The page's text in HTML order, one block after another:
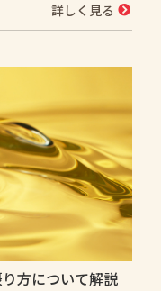
詳しく見る
方について解説